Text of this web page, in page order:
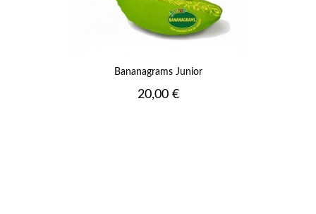
Bananagrams Junior
Prix
20,00 €